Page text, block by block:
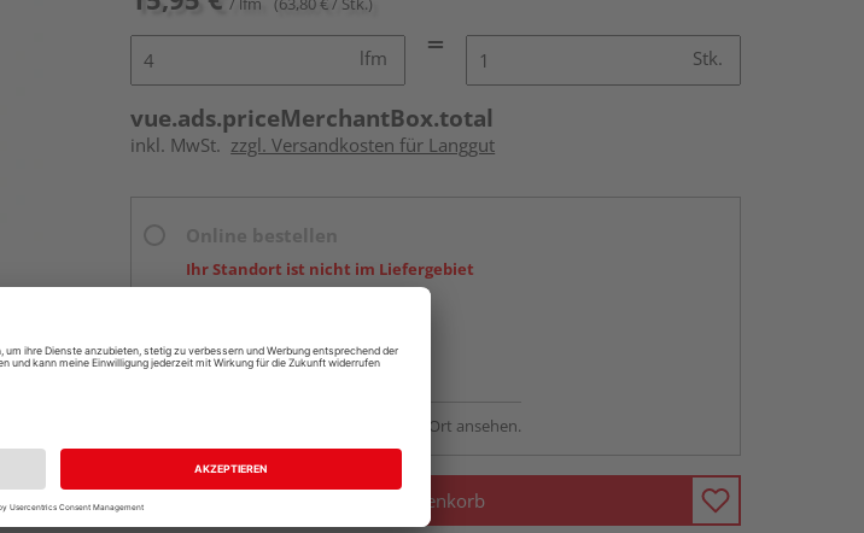
lfm Stk.
vue.ads.priceMerchantBox.total
inkl. MwSt. zzgl. Versandkosten für Langgut
Ihr Standort ist nicht im Liefergebiet
Auf Lager:Abholung möglich
Verfügbar in der Ausstellung - vor Ort ansehen.
In den Warenkorb